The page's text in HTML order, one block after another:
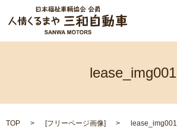
lease_img001
TOP [フリーページ画像] lease_img001